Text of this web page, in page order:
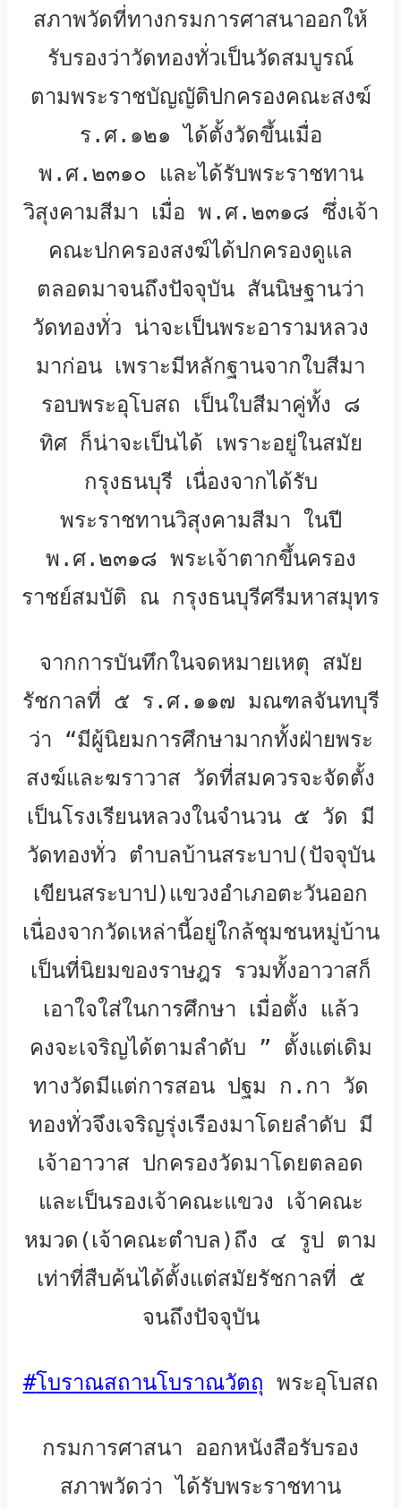
สภาพวัดที่ทางกรมการศาสนาออกให้
รับรองว่าวัดทองทั่วเป็นวัดสมบูรณ์
ตามพระราชบัญญัติปกครองคณะสงฆ์
ร.ศ.๑๒๑ ได้ตั้งวัดขึ้นเมื่อ
พ.ศ.๒๓๑๐ และได้รับพระราชทาน
วิสุงคามสีมา เมื่อ พ.ศ.๒๓๑๘ ซึ่งเจ้า
คณะปกครองสงฆ์ได้ปกครองดูแล
ตลอดมาจนถึงปัจจุบัน สันนิษฐานว่า
วัดทองทั่ว น่าจะเป็นพระอารามหลวง
มาก่อน เพราะมีหลักฐานจากใบสีมา
รอบพระอุโบสถ เป็นใบสีมาคู่ทั้ง ๘
ทิศ ก็น่าจะเป็นได้ เพราะอยู่ในสมัย
กรุงธนบุรี เนื่องจากได้รับ
พระราชทานวิสุงคามสีมา ในปี
พ.ศ.๒๓๑๘ พระเจ้าตากขึ้นครอง
ราชย์สมบัติ ณ กรุงธนบุรีศรีมหาสมุทร
จากการบันทึกในจดหมายเหตุ สมัย
รัชกาลที่ ๕ ร.ศ.๑๑๗ มณฑลจันทบุรี
ว่า “มีผู้นิยมการศึกษามากทั้งฝ่ายพระ
สงฆ์และฆราวาส วัดที่สมควรจะจัดตั้ง
เป็นโรงเรียนหลวงในจำนวน ๕ วัด มี
วัดทองทั่ว ตำบลบ้านสระบาป(ปัจจุบัน
เขียนสระบาป)แขวงอำเภอตะวันออก
เนื่องจากวัดเหล่านี้อยู่ใกล้ชุมชนหมู่บ้าน
เป็นที่นิยมของราษฎร รวมทั้งอาวาสก็
เอาใจใส่ในการศึกษา เมื่อตั้ง แล้ว
คงจะเจริญได้ตามลำดับ ” ตั้งแต่เดิม
ทางวัดมีแต่การสอน ปฐม ก.กา วัด
ทองทั่วจึงเจริญรุ่งเรืองมาโดยลำดับ มี
เจ้าอาวาส ปกครองวัดมาโดยตลอด
และเป็นรองเจ้าคณะแขวง เจ้าคณะ
หมวด(เจ้าคณะตำบล)ถึง ๔ รูป ตาม
เท่าที่สืบค้นได้ตั้งแต่สมัยรัชกาลที่ ๕
จนถึงปัจจุบัน
#โบราณสถานโบราณวัตถุ พระอุโบสถ
กรมการศาสนา ออกหนังสือรับรอง
สภาพวัดว่า ได้รับพระราชทาน